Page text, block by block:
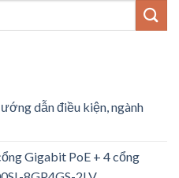
dẫn điều kiện, ngành
Gigabit PoE + 4 cổng